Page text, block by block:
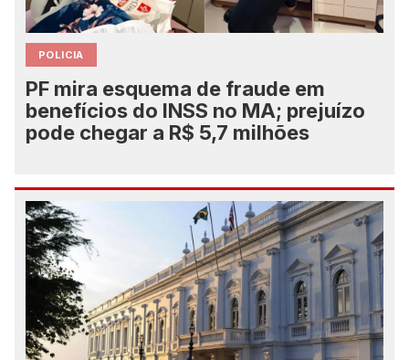
POLICIA
PF mira esquema de fraude em
benefícios do INSS no MA; prejuízo
pode chegar a R$ 5,7 milhões